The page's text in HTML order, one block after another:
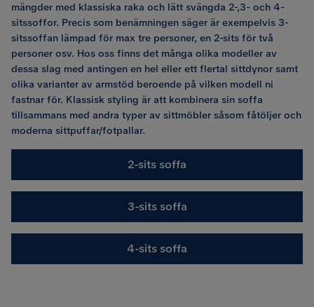
mängder med klassiska raka och lätt svängda 2-,3- och 4-
sitssoffor. Precis som benämningen säger är exempelvis 3-
sitssoffan lämpad för max tre personer, en 2-sits för två
personer osv. Hos oss finns det många olika modeller av
dessa slag med antingen en hel eller ett flertal sittdynor samt
olika varianter av armstöd beroende på vilken modell ni
fastnar för. Klassisk styling är att kombinera sin soffa
tillsammans med andra typer av sittmöbler såsom fåtöljer och
moderna sittpuffar/fotpallar.
2-sits soffa
3-sits soffa
4-sits soffa